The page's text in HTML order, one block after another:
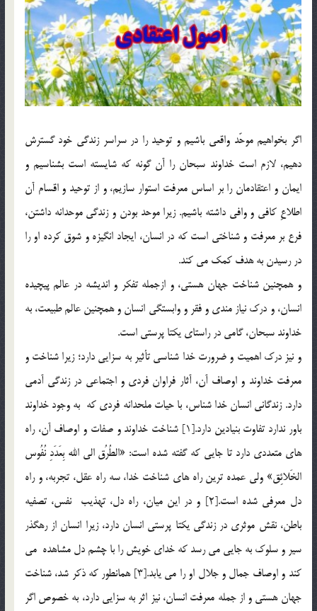
اگر بخواهيم موحّد واقعي باشيم و توحيد را در سراسر زندگي خود گسترش
دهيم، لازم است خداوند سبحان را آن گونه که شايسته است بشناسيم و
ايمان و اعتقادمان را بر اساس معرفت استوار سازيم، و از توحيد و اقسام آن
اطلاعِ كافي و وافي داشته باشيم. زيرا موحد بودن و زندگي موحدانه داشتن،
فرع بر معرفت و شناختي است كه در انسان، ايجاد انگيزه و شوق كرده او را
در رسيدن به هدف كمك مي كند.
و همچنين شناخت جهان هستي، و ازجمله تفکر و انديشه در عالم پيچيده
انسان، و درک نياز مندي و فقر و وابستگي انسان و همچنين عالم طبيعت، به
خداوند سبحان، گامي در راستاي يکتا پرستي است.
و نيز درک اهميت و ضرورت خدا شناسي تأثير به سزايي دارد؛ زيرا شناخت و
معرفت خداوند و اوصاف آن، آثار فراوان فردي و اجتماعي در زندگي آدمي
دارد. زندگاني انسان خدا شناس، با حيات ملحدانه فردي که به وجود خداوند
باور ندارد تفاوت بنيادين دارد.[1] شناخت خداوند و صفات و اوصاف آن، راه
هاي متعددي دارد تا جايي که گفته شده است: «الطُرُق الي الله بِعَدَدِ نُفُوس
الخَلائِق» ولي عمده ترين راه هاي شناخت خدا، سه راه عقل، تجربه، و راه
دل معرفي شده است.[2] و در اين ميان، راه دل، تهذيب نفس، تصفيه
باطن، نقش موثري در زندگي يکتا پرستي انسان دارد، زيرا انسان از رهگذر
سير و سلوک به جايي مي رسد که خداي خويش را با چشم دل مشاهده مي
کند و اوصاف جمال و جلال او را مي يابد.[3] همانطور که ذکر شد، شناخت
جهان هستي و از جمله معرفت انسان، نيز اثر به سزايي دارد، به خصوص اگر